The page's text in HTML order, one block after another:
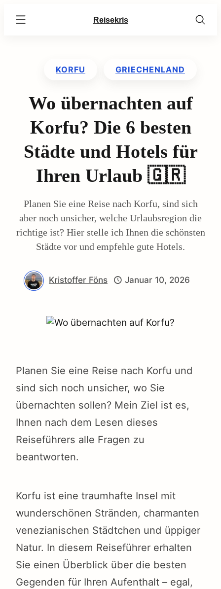
Reisekris
KORFU GRIECHENLAND
Wo übernachten auf
Korfu? Die 6 besten
Städte und Hotels für
Ihren Urlaub 🇬🇷
Planen Sie eine Reise nach Korfu, sind sich
aber noch unsicher, welche Urlaubsregion die
richtige ist? Hier stelle ich Ihnen die schönsten
Städte vor und empfehle gute Hotels.
Kristoffer Föns Januar 10, 2026
Planen Sie eine Reise nach Korfu und
sind sich noch unsicher, wo Sie
übernachten sollen? Mein Ziel ist es,
Ihnen nach dem Lesen dieses
Reiseführers alle Fragen zu
beantworten.
Korfu ist eine traumhafte Insel mit
wunderschönen Stränden, charmanten
venezianischen Städtchen und üppiger
Natur. In diesem Reiseführer erhalten
Sie einen Überblick über die besten
Gegenden für Ihren Aufenthalt – egal,